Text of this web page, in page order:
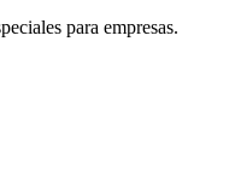
para empresas.